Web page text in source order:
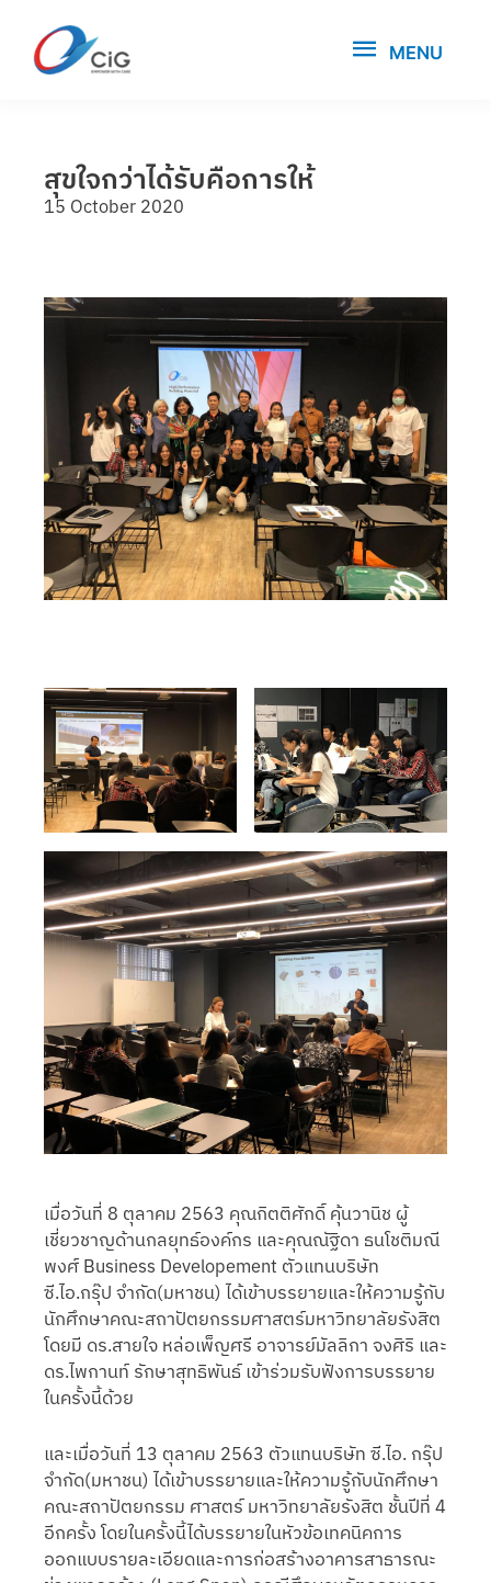
MENU
สุขใจกว่าได้รับคือการให้
15 October 2020
เมื่อวันที่ 8 ตุลาคม 2563 คุณกิตติศักดิ์ คุ้นวานิช ผู้
เชี่ยวชาญด้านกลยุทธ์องค์กร และคุณณัฐิดา ธนโชติมณี
พงศ์ Business Developement ตัวแทนบริษัท
ซี.ไอ.กรุ๊ป จำกัด(มหาชน) ได้เข้าบรรยายและให้ความรู้กับ
นักศึกษาคณะสถาปัตยกรรมศาสตร์มหาวิทยาลัยรังสิต
โดยมี ดร.สายใจ หล่อเพ็ญศรี อาจารย์มัลลิกา จงศิริ และ
ดร.ไพกานท์ รักษาสุทธิพันธ์ เข้าร่วมรับฟังการบรรยาย
ในครั้งนี้ด้วย
และเมื่อวันที่ 13 ตุลาคม 2563 ตัวแทนบริษัท ซี.ไอ. กรุ๊ป
จำกัด(มหาชน) ได้เข้าบรรยายและให้ความรู้กับนักศึกษา
คณะสถาปัตยกรรม ศาสตร์ มหาวิทยาลัยรังสิต ชั้นปีที่ 4
อีกครั้ง โดยในครั้งนี้ได้บรรยายในหัวข้อเทคนิคการ
ออกแบบรายละเอียดและการก่อสร้างอาคารสาธารณะ